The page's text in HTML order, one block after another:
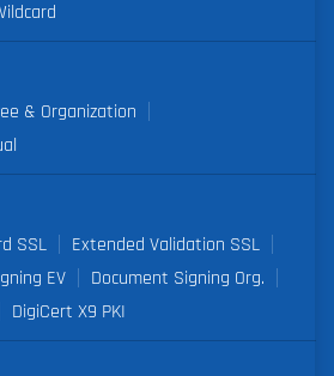
& Organization
SSL
Extended Validation SSL
EV
Document Signing Org.
DigiCert X9 PKI